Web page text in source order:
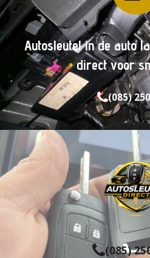
Autosleutelindeauto
directvoor
(085)
(085)